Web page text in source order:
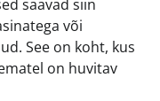
saavad siin
või
See on koht, kus
on huvitav